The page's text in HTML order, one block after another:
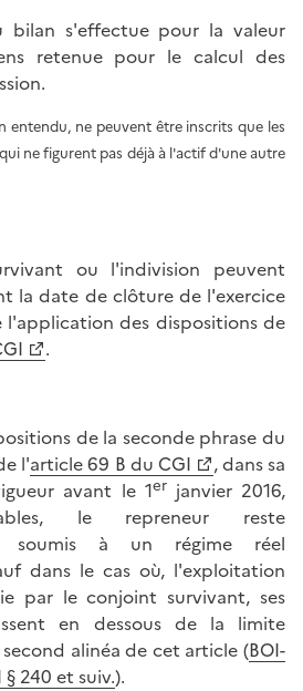
bilan s'effectue pour la valeur
retenue pour le calcul des
entendu, ne peuvent être inscrits que les
ne figurent pas déjà à l'actif d'une autre
ou l'indivision peuvent
la date de clôture de l'exercice
l'application des dispositions de
.
de la seconde phrase du
l'article 69 B du CGI
, dans sa
avant le 1erjanvier 2016,
le repreneur reste
soumis à un régime réel
dans le cas où, l'exploitation
par le conjoint survivant, ses
en dessous de la limite
alinéa de cet article (BOI-
§ 240 et suiv.).